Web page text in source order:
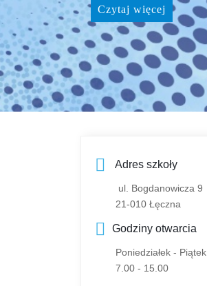
Czytaj więcej
Adres szkoły
ul. Bogdanowicza 9
21-010 Łęczna
Godziny otwarcia
Poniedziałek - Piątek
7.00 - 15.00